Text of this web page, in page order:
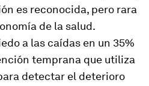
es reconocida, pero rara
de la salud.
a las caídas en un 35%
temprana que utiliza
detectar el deterioro